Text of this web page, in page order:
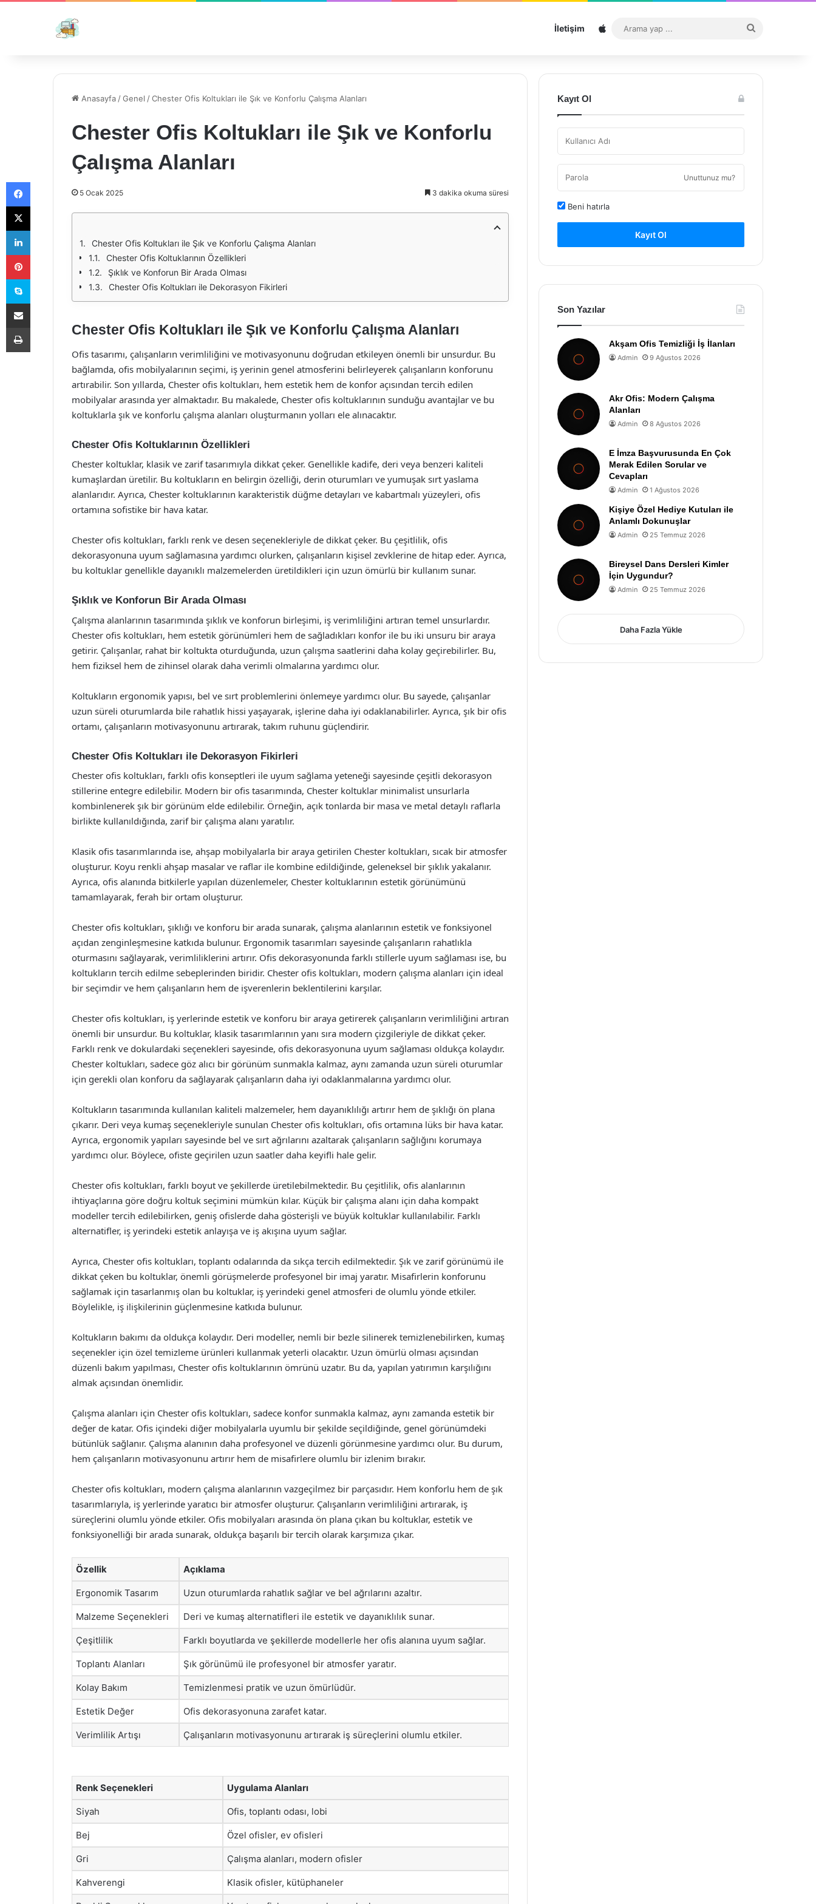
İletişim Sitemap
...
Anasayfa /Genel /Chester Ofis Koltukları ile Şık ve Konforlu Çalışma Alanları
Chester Ofis Koltukları ile Şık ve Konforlu
Çalışma Alanları
5 Ocak 2025 3 dakika okuma süresi
Chester Ofis Koltukları ile Şık ve Konforlu Çalışma Alanları
Chester Ofis Koltuklarının Özellikleri
Şıklık ve Konforun Bir Arada Olması
Chester Ofis Koltukları ile Dekorasyon Fikirleri
Chester Ofis Koltukları ile Şık ve Konforlu Çalışma Alanları
Ofis tasarımı, çalışanların verimliliğini ve motivasyonunu doğrudan etkileyen önemli bir unsurdur. Bu
bağlamda, ofis mobilyalarının seçimi, iş yerinin genel atmosferini belirleyerek çalışanların konforunu
artırabilir. Son yıllarda, Chester ofis koltukları, hem estetik hem de konfor açısından tercih edilen
mobilyalar arasında yer almaktadır. Bu makalede, Chester ofis koltuklarının sunduğu avantajlar ve bu
koltuklarla şık ve konforlu çalışma alanları oluşturmanın yolları ele alınacaktır.
Chester Ofis Koltuklarının Özellikleri
Chester koltuklar, klasik ve zarif tasarımıyla dikkat çeker. Genellikle kadife, deri veya benzeri kaliteli
kumaşlardan üretilir. Bu koltukların en belirgin özelliği, derin oturumları ve yumuşak sırt yaslama
alanlarıdır. Ayrıca, Chester koltuklarının karakteristik düğme detayları ve kabartmalı yüzeyleri, ofis
ortamına sofistike bir hava katar.
Chester ofis koltukları, farklı renk ve desen seçenekleriyle de dikkat çeker. Bu çeşitlilik, ofis
dekorasyonuna uyum sağlamasına yardımcı olurken, çalışanların kişisel zevklerine de hitap eder. Ayrıca,
bu koltuklar genellikle dayanıklı malzemelerden üretildikleri için uzun ömürlü bir kullanım sunar.
Şıklık ve Konforun Bir Arada Olması
Çalışma alanlarının tasarımında şıklık ve konforun birleşimi, iş verimliliğini artıran temel unsurlardır.
Chester ofis koltukları, hem estetik görünümleri hem de sağladıkları konfor ile bu iki unsuru bir araya
getirir. Çalışanlar, rahat bir koltukta oturduğunda, uzun çalışma saatlerini daha kolay geçirebilirler. Bu,
hem fiziksel hem de zihinsel olarak daha verimli olmalarına yardımcı olur.
Koltukların ergonomik yapısı, bel ve sırt problemlerini önlemeye yardımcı olur. Bu sayede, çalışanlar
uzun süreli oturumlarda bile rahatlık hissi yaşayarak, işlerine daha iyi odaklanabilirler. Ayrıca, şık bir ofis
ortamı, çalışanların motivasyonunu artırarak, takım ruhunu güçlendirir.
Chester Ofis Koltukları ile Dekorasyon Fikirleri
Chester ofis koltukları, farklı ofis konseptleri ile uyum sağlama yeteneği sayesinde çeşitli dekorasyon
stillerine entegre edilebilir. Modern bir ofis tasarımında, Chester koltuklar minimalist unsurlarla
kombinlenerek şık bir görünüm elde edilebilir. Örneğin, açık tonlarda bir masa ve metal detaylı raflarla
birlikte kullanıldığında, zarif bir çalışma alanı yaratılır.
Klasik ofis tasarımlarında ise, ahşap mobilyalarla bir araya getirilen Chester koltukları, sıcak bir atmosfer
oluşturur. Koyu renkli ahşap masalar ve raflar ile kombine edildiğinde, geleneksel bir şıklık yakalanır.
Ayrıca, ofis alanında bitkilerle yapılan düzenlemeler, Chester koltuklarının estetik görünümünü
tamamlayarak, ferah bir ortam oluşturur.
Chester ofis koltukları, şıklığı ve konforu bir arada sunarak, çalışma alanlarının estetik ve fonksiyonel
açıdan zenginleşmesine katkıda bulunur. Ergonomik tasarımları sayesinde çalışanların rahatlıkla
oturmasını sağlayarak, verimliliklerini artırır. Ofis dekorasyonunda farklı stillerle uyum sağlaması ise, bu
koltukların tercih edilme sebeplerinden biridir. Chester ofis koltukları, modern çalışma alanları için ideal
bir seçimdir ve hem çalışanların hem de işverenlerin beklentilerini karşılar.
Chester ofis koltukları, iş yerlerinde estetik ve konforu bir araya getirerek çalışanların verimliliğini artıran
önemli bir unsurdur. Bu koltuklar, klasik tasarımlarının yanı sıra modern çizgileriyle de dikkat çeker.
Farklı renk ve dokulardaki seçenekleri sayesinde, ofis dekorasyonuna uyum sağlaması oldukça kolaydır.
Chester koltukları, sadece göz alıcı bir görünüm sunmakla kalmaz, aynı zamanda uzun süreli oturumlar
için gerekli olan konforu da sağlayarak çalışanların daha iyi odaklanmalarına yardımcı olur.
Koltukların tasarımında kullanılan kaliteli malzemeler, hem dayanıklılığı artırır hem de şıklığı ön plana
çıkarır. Deri veya kumaş seçenekleriyle sunulan Chester ofis koltukları, ofis ortamına lüks bir hava katar.
Ayrıca, ergonomik yapıları sayesinde bel ve sırt ağrılarını azaltarak çalışanların sağlığını korumaya
yardımcı olur. Böylece, ofiste geçirilen uzun saatler daha keyifli hale gelir.
Chester ofis koltukları, farklı boyut ve şekillerde üretilebilmektedir. Bu çeşitlilik, ofis alanlarının
ihtiyaçlarına göre doğru koltuk seçimini mümkün kılar. Küçük bir çalışma alanı için daha kompakt
modeller tercih edilebilirken, geniş ofislerde daha gösterişli ve büyük koltuklar kullanılabilir. Farklı
alternatifler, iş yerindeki estetik anlayışa ve iş akışına uyum sağlar.
Ayrıca, Chester ofis koltukları, toplantı odalarında da sıkça tercih edilmektedir. Şık ve zarif görünümü ile
dikkat çeken bu koltuklar, önemli görüşmelerde profesyonel bir imaj yaratır. Misafirlerin konforunu
sağlamak için tasarlanmış olan bu koltuklar, iş yerindeki genel atmosferi de olumlu yönde etkiler.
Böylelikle, iş ilişkilerinin güçlenmesine katkıda bulunur.
Koltukların bakımı da oldukça kolaydır. Deri modeller, nemli bir bezle silinerek temizlenebilirken, kumaş
seçenekler için özel temizleme ürünleri kullanmak yeterli olacaktır. Uzun ömürlü olması açısından
düzenli bakım yapılması, Chester ofis koltuklarının ömrünü uzatır. Bu da, yapılan yatırımın karşılığını
almak açısından önemlidir.
Çalışma alanları için Chester ofis koltukları, sadece konfor sunmakla kalmaz, aynı zamanda estetik bir
değer de katar. Ofis içindeki diğer mobilyalarla uyumlu bir şekilde seçildiğinde, genel görünümdeki
bütünlük sağlanır. Çalışma alanının daha profesyonel ve düzenli görünmesine yardımcı olur. Bu durum,
hem çalışanların motivasyonunu artırır hem de misafirlere olumlu bir izlenim bırakır.
Chester ofis koltukları, modern çalışma alanlarının vazgeçilmez bir parçasıdır. Hem konforlu hem de şık
tasarımlarıyla, iş yerlerinde yaratıcı bir atmosfer oluşturur. Çalışanların verimliliğini artırarak, iş
süreçlerini olumlu yönde etkiler. Ofis mobilyaları arasında ön plana çıkan bu koltuklar, estetik ve
fonksiyonelliği bir arada sunarak, oldukça başarılı bir tercih olarak karşımıza çıkar.
Özellik Açıklama
Ergonomik Tasarım Uzun oturumlarda rahatlık sağlar ve bel ağrılarını azaltır.
Malzeme Seçenekleri Deri ve kumaş alternatifleri ile estetik ve dayanıklılık sunar.
Çeşitlilik Farklı boyutlarda ve şekillerde modellerle her ofis alanına uyum sağlar.
Toplantı Alanları Şık görünümü ile profesyonel bir atmosfer yaratır.
Kolay Bakım Temizlenmesi pratik ve uzun ömürlüdür.
Estetik Değer Ofis dekorasyonuna zarafet katar.
Verimlilik Artışı Çalışanların motivasyonunu artırarak iş süreçlerini olumlu etkiler.
Renk Seçenekleri Uygulama Alanları
Siyah Ofis, toplantı odası, lobi
Bej Özel ofisler, ev ofisleri
Gri Çalışma alanları, modern ofisler
Kahverengi Klasik ofisler, kütüphaneler
Kayıt Ol
Unuttunuz mu?
Beni hatırla
Kayıt Ol
Son Yazılar
Akşam Ofis Temizliği İş İlanları
Admin 9 Ağustos 2026
Akr Ofis: Modern Çalışma
Alanları
Admin 8 Ağustos 2026
E İmza Başvurusunda En Çok
Merak Edilen Sorular ve
Cevapları
Admin 1 Ağustos 2026
Kişiye Özel Hediye Kutuları ile
Anlamlı Dokunuşlar
Admin 25 Temmuz 2026
Bireysel Dans Dersleri Kimler
İçin Uygundur?
Admin 25 Temmuz 2026
Daha Fazla Yükle
Facebook
X
LinkedIn
Pinterest
Skype
E-Posta ile paylaş